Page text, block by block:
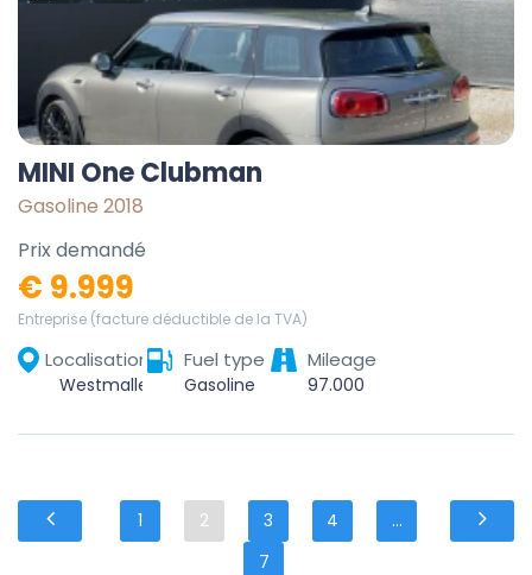
MINI One Clubman
Gasoline 2018
Prix demandé
€ 9.999
Entreprise (facture déductible de la TVA)
Localisation Fuel type
Gasoline
Mileage
97.000
1 2 3 4
...
7